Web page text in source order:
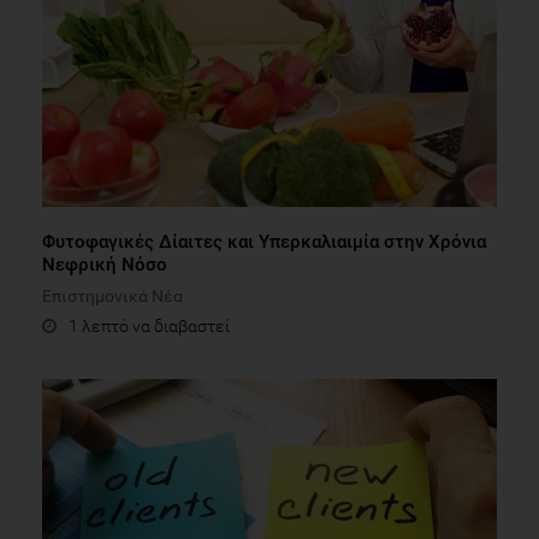
Φυτοφαγικές Δίαιτες και Υπερκαλιαιμία στην Χρόνια
Νεφρική Νόσο
Επιστημονικά Νέα
1 λεπτό να διαβαστεί